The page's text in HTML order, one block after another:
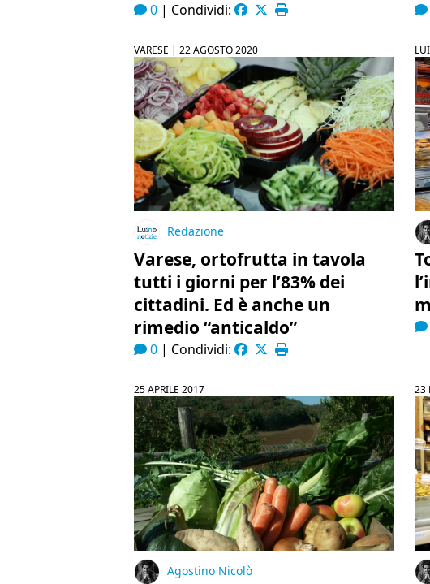
0| Condividi:
VARESE | 22 AGOSTO 2020
Redazione
Varese, ortofrutta in tavola
tutti i giorni per l’83% dei
cittadini. Ed è anche un
rimedio “anticaldo”
0| Condividi:
25 APRILE 2017
Agostino Nicolò
23